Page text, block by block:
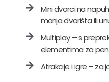
Mini dvorci na
manja dvorišta ili
Multiplay – s
elementima za
Atrakcije i igre – za